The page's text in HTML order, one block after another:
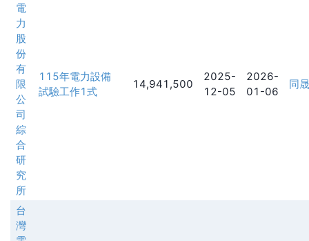
電
力
股
份
有
限
公
司
綜
合
研
究
所
115年電力設備
試驗工作1式
14,941,500
2025-
12-05
2026-
01-06
同
台
灣